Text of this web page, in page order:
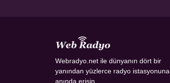
Webradyo.net ile dünyanın dört bir
yanından yüzlerce radyo istasyonuna
anında erişin.